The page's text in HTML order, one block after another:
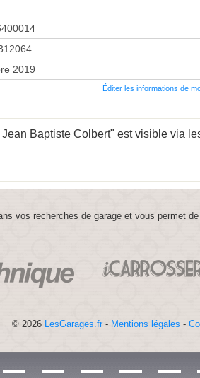
2019
Éditer les informations de
Baptiste Colbert" est visible via
vos recherches de garage et vous permet
© 2026 LesGarages.fr - Mentions légales -